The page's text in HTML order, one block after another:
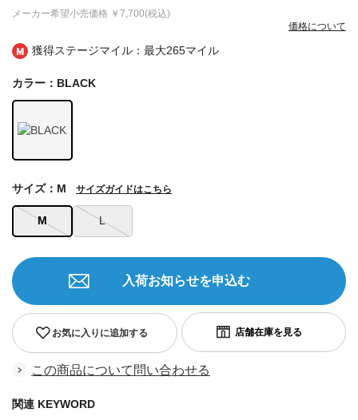
獲得ステージマイル：最大265マイル
メーカー希望小売価格 ￥7,700(税込)
価格について
カラー：BLACK
M L
サイズ：M サイズガイドはこちら
お気に入りに追加する
入荷お知らせを申込む
この商品について問い合わせる
関連 KEYWORD